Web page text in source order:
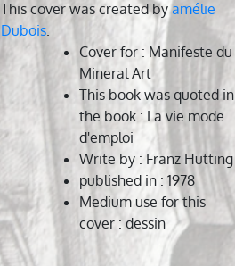
This cover was created byamélie
Dubois.
Cover for: Manifeste du
Mineral Art
This book was quoted in
the book: La vie mode
d'emploi
Write by: Franz Hutting
published in: 1978
Medium use for this
cover: dessin